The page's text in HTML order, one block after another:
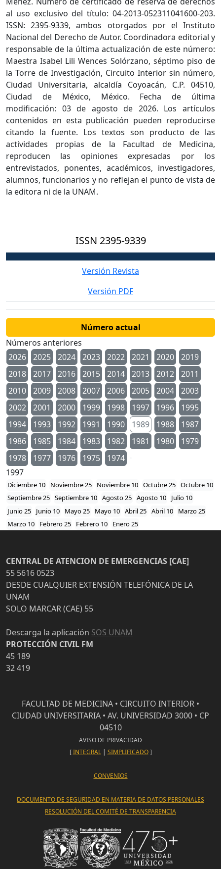
al uso exclusivo del título: 04-2013-052311041600-203.
ISSN: 2395-9339, ambos otorgados por el Instituto
Nacional del Derecho de Autor. Coordinadora editorial y
responsable de la última actualización de este número:
Maestra Isabel Lili Wences Solórzano, séptimo piso de
la Torre de Investigación, Circuito Interior sin número,
Ciudad Universitaria, alcaldía Coyoacán, C.P. 04510,
Ciudad de México, México. Fecha de última
modificación: 03 de agosto de 2026. Los artículos
contenidos en esta publicación pueden reproducirse
citando la fuente. Los textos son producto de las
actividades propias de la Facultad de Medicina,
reproducen las opiniones expresadas por los
entrevistados, ponentes, académicos, investigadores,
alumnos, funcionarios y no reflejan el punto de vista de
la editora ni de la UNAM.
ISSN 2395-9339
Versión Revista
Versión PDF
Número actual
Números anteriores
2026
2025 2024 2023 2022 2021 2020
2019
2018
2017 2016 2015 2014 2013 2012
2011
2010
2009 2008 2007 2006 2005 2004
2003
2002
2001 2000 1999 1998 1997 1996
1995
1994
1993 1992 1991 1990 1989 1988
1987
1986
1985 1984 1983 1982 1981 1980
1979
1978
1977 1976 1975
1974
1997
Diciembre 10 Noviembre 25 Noviembre 10 Octubre 25 Octubre 10
Septiembre 25 Septiembre 10 Agosto 25 Agosto 10
Julio 10
Junio 25
Junio 10 Mayo 25 Mayo 10 Abril 25 Abril 10
Marzo 25
Marzo 10
Febrero 25 Febrero 10 Enero 25
CENTRAL DE ATENCION DE EMERGENCIAS [CAE]
55 5616 0523
DESDE CUALQUIER EXTENSIÓN TELEFÓNICA DE LA
UNAM
SOLO MARCAR (CAE) 55
Descarga la aplicación SOS UNAM
PROTECCIÓN CIVIL FM
45 189
32 419
FACULTAD DE MEDICINA • CIRCUITO INTERIOR •
CIUDAD UNIVERSITARIA • AV. UNIVERSIDAD 3000 • CP
04510
AVISO DE PRIVACIDAD
[INTEGRAL| SIMPLIFICADO]
CONVENIOS
DOCUMENTO DE SEGURIDAD EN MATERIA DE DATOS PERSONALES
RESOLUCIÓN DEL COMITÉ DE TRANSPARENCIA